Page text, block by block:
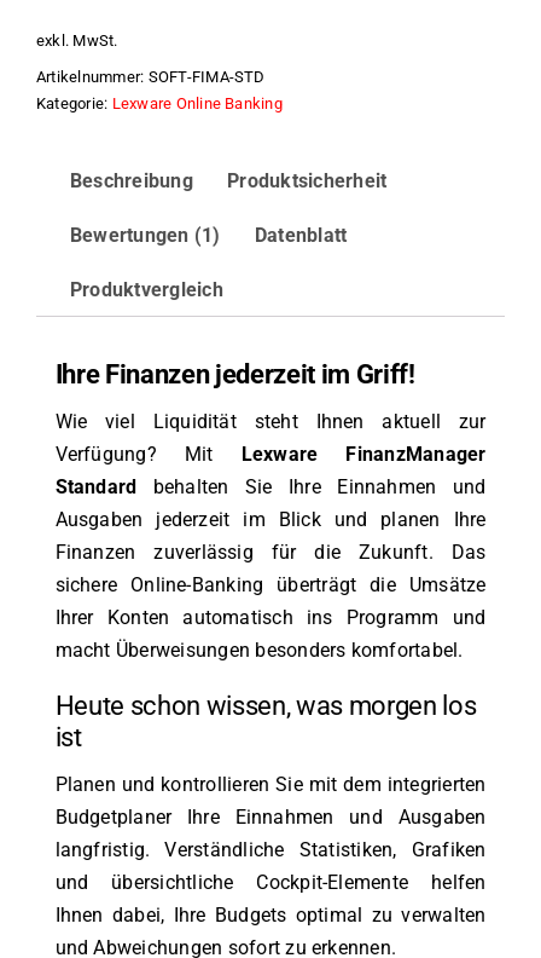
Standard
2027
Menge
exkl. MwSt.
Artikelnummer: SOFT-FIMA-STD
Kategorie: Lexware Online Banking
Beschreibung Produktsicherheit
Bewertungen (1) Datenblatt
Produktvergleich
Ihre Finanzen jederzeit im Griff!
Wie viel Liquidität steht Ihnen aktuell zur
Verfügung? Mit Lexware FinanzManager
Standard behalten Sie Ihre Einnahmen und
Ausgaben jederzeit im Blick und planen Ihre
Finanzen zuverlässig für die Zukunft. Das
sichere Online-Banking überträgt die Umsätze
Ihrer Konten automatisch ins Programm und
macht Überweisungen besonders komfortabel.
Heute schon wissen, was morgen los
ist
Planen und kontrollieren Sie mit dem integrierten
Budgetplaner Ihre Einnahmen und Ausgaben
langfristig. Verständliche Statistiken, Grafiken
und übersichtliche Cockpit-Elemente helfen
Ihnen dabei, Ihre Budgets optimal zu verwalten
und Abweichungen sofort zu erkennen.